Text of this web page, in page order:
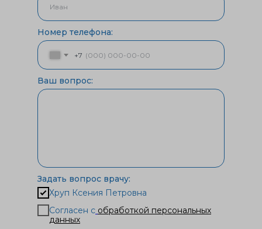
Номер телефона:
+7
Ваш вопрос:
Задать вопрос врачу:
Хруп Ксения Петровна
Согласен с обработкой персональных
данных